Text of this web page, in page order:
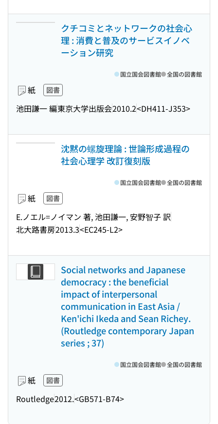
クチコミとネットワークの社会心
理 : 消費と普及のサービスイノベ
ーション研究
紙 図書
池田謙一 編東京大学出版会2010.2<DH411-J353>
国立国会図書館 全国の図書館
沈黙の螺旋理論 : 世論形成過程の
社会心理学 改訂復刻版
紙 図書
E.ノエル=ノイマン 著, 池田謙一, 安野智子 訳
北大路書房2013.3<EC245-L2>
国立国会図書館 全国の図書館
Social networks and Japanese
democracy : the beneficial
impact of interpersonal
communication in East Asia /
Ken'ichi Ikeda and Sean Richey.
(Routledge contemporary Japan
series ; 37)
紙 図書
Routledge2012.<GB571-B74>
国立国会図書館 全国の図書館